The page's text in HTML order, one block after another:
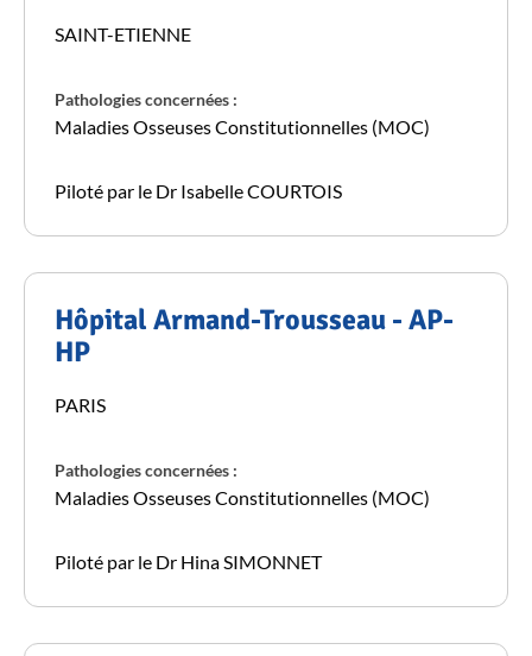
SAINT-ETIENNE
Pathologies concernées :
Maladies Osseuses Constitutionnelles (MOC)
Piloté par le Dr Isabelle COURTOIS
Hôpital Armand-Trousseau - AP-
HP
PARIS
Pathologies concernées :
Maladies Osseuses Constitutionnelles (MOC)
Piloté par le Dr Hina SIMONNET